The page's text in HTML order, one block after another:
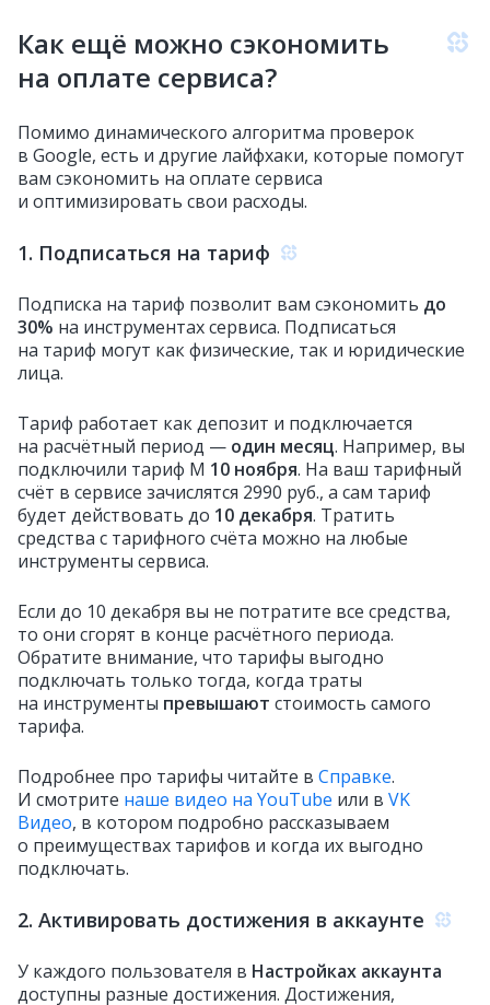
Как ещё можно сэкономить
на оплате сервиса?
Помимо динамического алгоритма проверок
в Google, есть и другие лайфхаки, которые помогут
вам сэкономить на оплате сервиса
и оптимизировать свои расходы.
1. Подписаться на тариф
Подписка на тариф позволит вам сэкономить до
30% на инструментах сервиса. Подписаться
на тариф могут как физические, так и юридические
лица.
Тариф работает как депозит и подключается
на расчётный период — один месяц. Например, вы
подключили тариф М 10 ноября. На ваш тарифный
счёт в сервисе зачислятся 2990 руб., а сам тариф
будет действовать до 10 декабря. Тратить
средства с тарифного счёта можно на любые
инструменты сервиса.
Если до 10 декабря вы не потратите все средства,
то они сгорят в конце расчётного периода.
Обратите внимание, что тарифы выгодно
подключать только тогда, когда траты
на инструменты превышают стоимость самого
тарифа.
Подробнее про тарифы читайте в Справке.
И смотрите наше видео на YouTube или в VK
Видео, в котором подробно рассказываем
о преимуществах тарифов и когда их выгодно
подключать.
2. Активировать достижения в аккаунте
У каждого пользователя в Настройках аккаунта
доступны разные достижения. Достижения,